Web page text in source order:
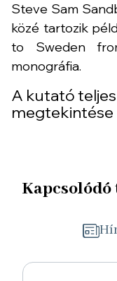
Steve Sam
közé tartozik
to Sweden
monográfia.
A kutató
megtekintése